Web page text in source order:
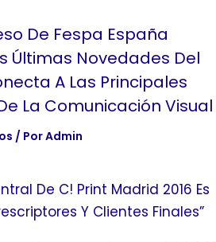
De Fespa España
Últimas Novedades Del
A Las Principales
La Comunicación Visual
/ PorAdmin